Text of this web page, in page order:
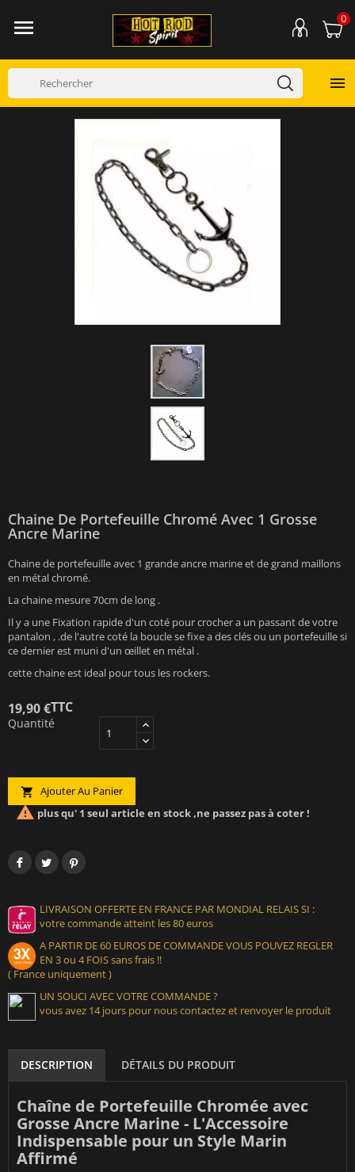
 0

Chaine De Portefeuille Chromé Avec 1 Grosse
Ancre Marine
Chaine de portefeuille avec 1 grande ancre marine et de grand maillons
en métal chromé.
La chaine mesure 70cm de long .
Il y a une Fixation rapide d'un coté pour crocher a un passant de votre
pantalon , .de l'autre coté la boucle se fixe a des clés ou un portefeuille si
ce dernier est muni d'un œillet en métal .
cette chaine est ideal pour tous les rockers.
19,90 €TTC
Quantité
 Ajouter Au Panier
 plus qu' 1 seul article en stock ,ne passez pas à coter !
LIVRAISON OFFERTE EN FRANCE PAR MONDIAL RELAIS SI :
votre commande atteint les 80 euros
A PARTIR DE 60 EUROS DE COMMANDE VOUS POUVEZ REGLER
EN 3 ou 4 FOIS sans frais !!
( France uniquement )
UN SOUCI AVEC VOTRE COMMANDE ?
vous avez 14 jours pour nous contactez et renvoyer le produit
DESCRIPTION DÉTAILS DU PRODUIT
Chaîne de Portefeuille Chromée avec
Grosse Ancre Marine - L'Accessoire
Indispensable pour un Style Marin
Affirmé